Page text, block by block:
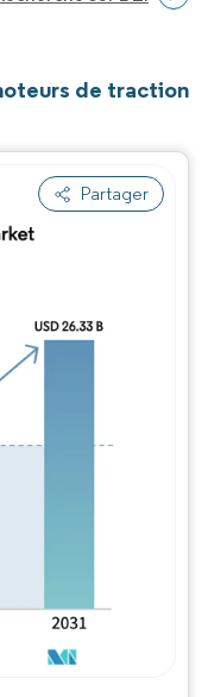
de traction
Partager